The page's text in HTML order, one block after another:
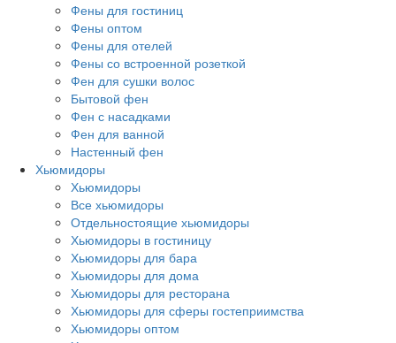
Фены для гостиниц
Фены оптом
Фены для отелей
Фены со встроенной розеткой
Фен для сушки волос
Бытовой фен
Фен с насадками
Фен для ванной
Настенный фен
Хьюмидоры
Хьюмидоры
Все хьюмидоры
Отдельностоящие хьюмидоры
Хьюмидоры в гостиницу
Хьюмидоры для бара
Хьюмидоры для дома
Хьюмидоры для ресторана
Хьюмидоры для сферы гостеприимства
Хьюмидоры оптом